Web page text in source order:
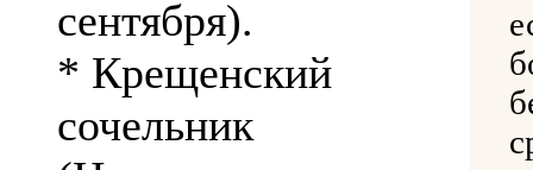
сентября).
* Крещенский
сочельник